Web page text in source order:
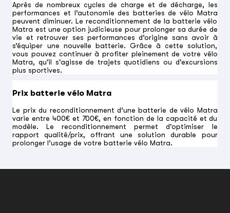
Après de nombreux cycles de charge et de décharge, les
performances et l’autonomie des batteries de vélo Matra
peuvent diminuer. Le reconditionnement de la batterie vélo
Matra est une option judicieuse pour prolonger sa durée de
vie et retrouver ses performances d’origine sans avoir à
s’équiper une nouvelle batterie. Grâce à cette solution,
vous pouvez continuer à profiter pleinement de votre vélo
Matra, qu'il s'agisse de trajets quotidiens ou d'excursions
plus sportives.
Prix batterie vélo Matra
Le prix du reconditionnement d’une batterie de vélo Matra
varie entre 400€ et 700€, en fonction de la capacité et du
modèle. Le reconditionnement permet d'optimiser le
rapport qualité/prix, offrant une solution durable pour
prolonger l’usage de votre batterie vélo Matra.